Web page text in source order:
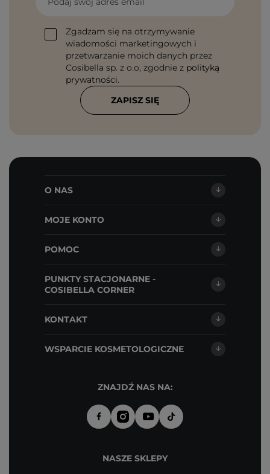
Zgadzam się na otrzymywanie
wiadomości marketingowych i
przetwarzanie moich danych przez
Cosibella sp. z o.o, zgodnie z polityką
prywatności.
ZAPISZ SIĘ
O NAS
MOJE KONTO
POMOC
PUNKTY STACJONARNE -
COSIBELLA CORNER
KONTAKT
WSPARCIE KOSMETOLOGICZNE
ZNAJDŹ NAS NA:
NASZE SKLEPY